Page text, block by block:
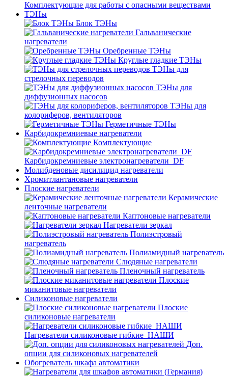
Комплектующие для работы с опасными веществами
ТЭНы
Блок ТЭНы
Гальванические
нагреватели
Оребренные ТЭНы
Круглые гладкие ТЭНы
ТЭНы для
стрелочных переводов
ТЭНы для
диффузионных насосов
ТЭНы для
колориферов, вентиляторов
Герметичные ТЭНы
Карбидокремниевые нагреватели
Комплектующие
Карбидокремниевые электронагреватели_DF
Молибденовые дисилицид нагреватели
Хромитлантановые нагреватели
Плоские нагреватели
Керамические
ленточные нагреватели
Каптоновые нагреватели
Нагреватели зеркал
Полиэстровый
нагреватель
Полиамидный нагреватель
Слюдяные нагреватели
Пленочный нагреватель
Плоские
миканитовые нагреватели
Силиконовые нагреватели
Плоские
силиконовые нагреватели
Нагреватели силиконовые гибкие_НАШИ
Доп.
опции для силиконовых нагревателей
Обогреватель шкафа автоматики